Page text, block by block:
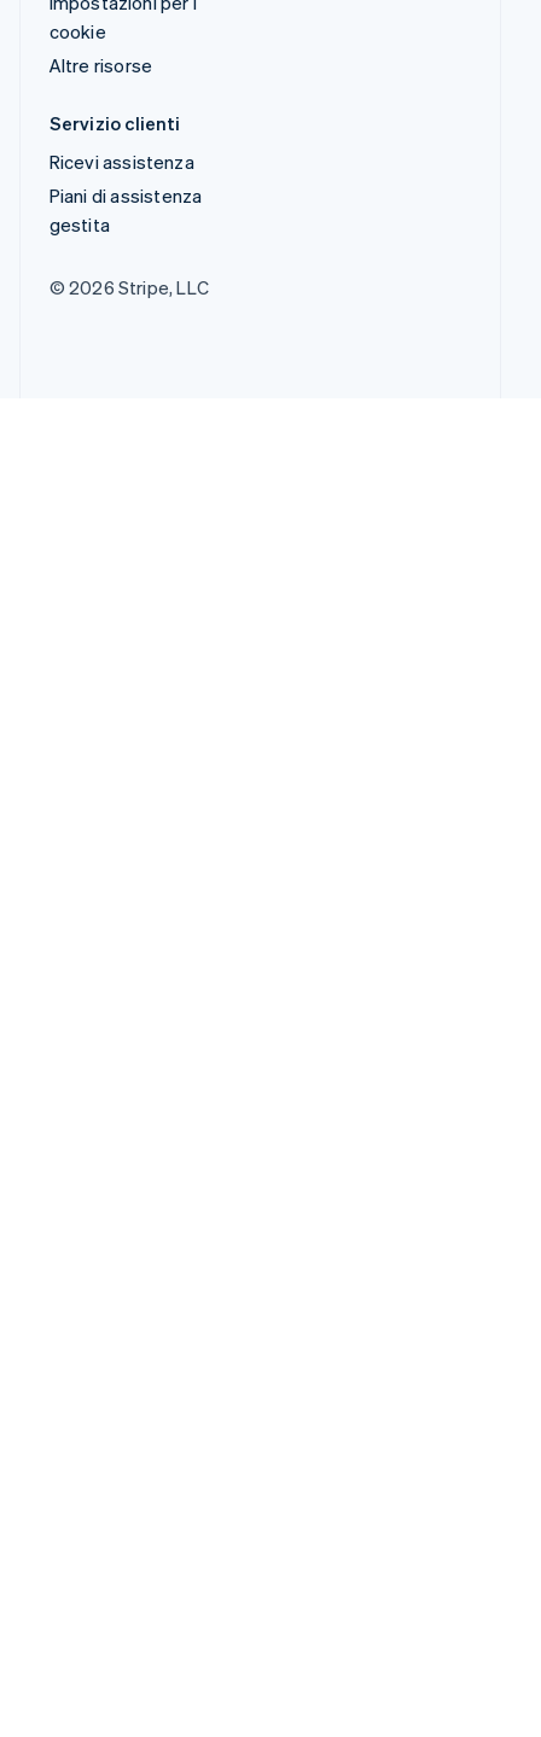
cookie
Altre risorse
Servizio clienti
Ricevi assistenza
Piani di assistenza
gestita
© 2026 Stripe, LLC